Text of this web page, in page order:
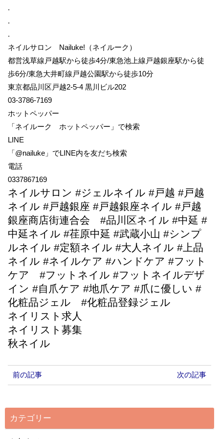
.
.
.
ネイルサロン Nailuke!（ネイルーク）
都営浅草線戸越駅から徒歩4分/東急池上線戸越銀座駅から徒
歩6分/東急大井町線戸越公園駅から徒歩10分
東京都品川区戸越2-5-4 黒川ビル202
03-3786-7169
ホットペッパー
「ネイルーク ホットペッパー」で検索
LINE
「@nailuke」でLINE内を友だち検索
電話
0337867169
ネイルサロン #ジェルネイル #戸越 #戸越
ネイル #戸越銀座 #戸越銀座ネイル #戸越
銀座商店街連合会 #品川区ネイル #中延 #
中延ネイル #荏原中延 #武蔵小山 #シンプ
ルネイル #定額ネイル #大人ネイル #上品
ネイル #ネイルケア #ハンドケア #フット
ケア #フットネイル #フットネイルデザ
イン #自爪ケア #地爪ケア #爪に優しい #
化粧品ジェル #化粧品登録ジェル
ネイリスト求人
ネイリスト募集
秋ネイル
前の記事 次の記事
カテゴリー